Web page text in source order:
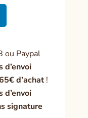
ou Paypal
d’envoi
d’achat!
d’envoi
signature